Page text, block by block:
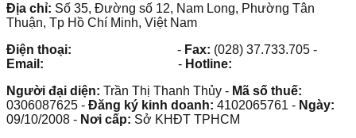
Địa chỉ: Số 35, Đường số 12, Nam Long, Phường Tân
Thuận, Tp Hồ Chí Minh, Việt Nam
Điện thoại:
- Fax: (028) 37.733.705 -
Email:
- Hotline:
Người đại diện: Trần Thị Thanh Thủy - Mã số thuế:
0306087625 - Đăng ký kinh doanh: 4102065761 - Ngày:
09/10/2008 - Nơi cấp: Sở KHĐT TPHCM